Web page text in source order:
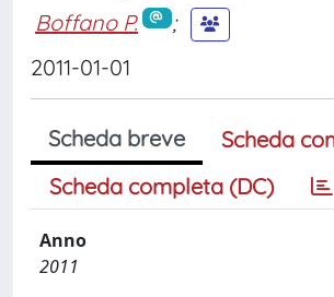
Boffano P.
;
2011-01-01
Scheda breve
Scheda
Scheda completa (DC)
Anno
2011